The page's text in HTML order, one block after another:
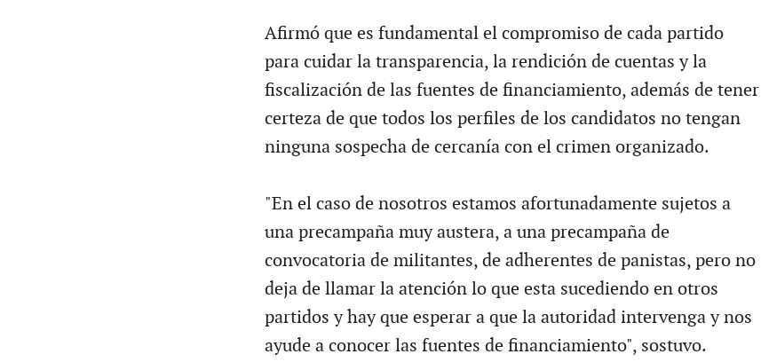
Afirmó que es fundamental el compromiso de cada partido
para cuidar la transparencia, la rendición de cuentas y la
fiscalización de las fuentes de financiamiento, además de tener
certeza de que todos los perfiles de los candidatos no tengan
ninguna sospecha de cercanía con el crimen organizado.
"En el caso de nosotros estamos afortunadamente sujetos a
una precampaña muy austera, a una precampaña de
convocatoria de militantes, de adherentes de panistas, pero no
deja de llamar la atención lo que esta sucediendo en otros
partidos y hay que esperar a que la autoridad intervenga y nos
ayude a conocer las fuentes de financiamiento", sostuvo.